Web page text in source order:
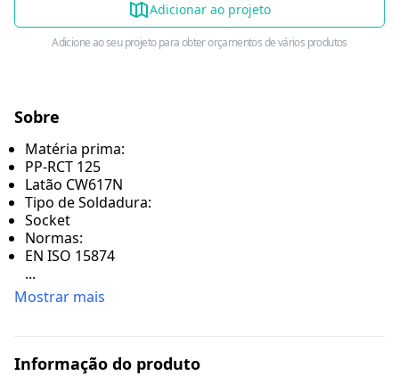
Adicionar ao projeto
Adicione ao seu projeto para obter orçamentos de vários produtos
Sobre
Matéria prima:
PP-RCT 125
Latão CW617N
Tipo de Soldadura:
Socket
Normas:
EN ISO 15874
...
Mostrar mais
Informação do produto